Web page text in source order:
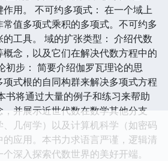
用。 不可约多项式： 在一个域上
值多项式乘积的多项式。不可约多
工具。 域的扩张类型： 介绍代数
念，以及它们在解决代数方程中的
初步： 简要介绍伽罗瓦理论的思
式根的自同构群来解决多项式方程
书将通过大量的例子和练习来帮助
并展示近世代数在数学其他分支
、几何学）以及计算机科学（如密码
应用。本书力求语言严谨，逻辑清
深入探索代数世界的美好开端。